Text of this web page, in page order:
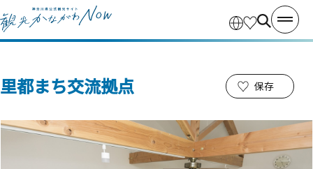
里都まち交流拠点 保存